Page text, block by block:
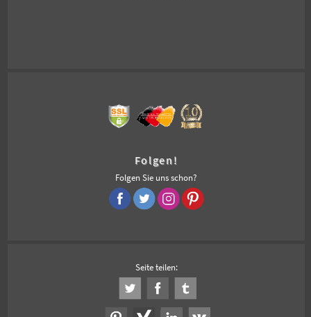
Folgen!
Folgen Sie uns schon?
Seite teilen: